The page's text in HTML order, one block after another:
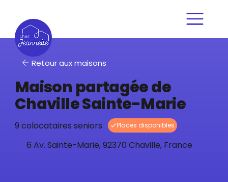
Retour aux maisons
Maison partagée de
Chaville Sainte-Marie
9 colocataires seniors
6 Av. Sainte-Marie, 92370 Chaville, France